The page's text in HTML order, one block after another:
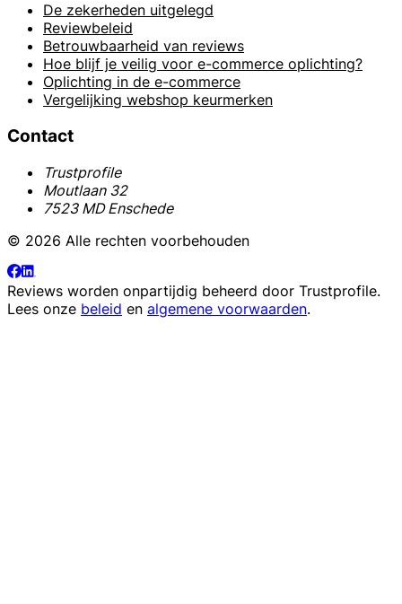
De zekerheden uitgelegd
Reviewbeleid
Betrouwbaarheid van reviews
Hoe blijf je veilig voor e-commerce oplichting?
Oplichting in de e-commerce
Vergelijking webshop keurmerken
Contact
Trustprofile
Moutlaan 32
7523 MD Enschede
© 2026 Alle rechten voorbehouden
Reviews worden onpartijdig beheerd door Trustprofile.
Lees onze beleid en algemene voorwaarden.